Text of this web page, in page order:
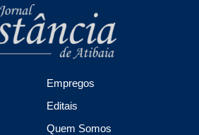
Empregos
Editais
Quem Somos